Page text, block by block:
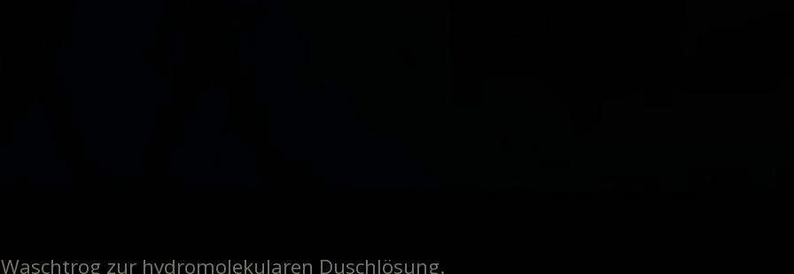
zur hydromolekularen Duschlösung.